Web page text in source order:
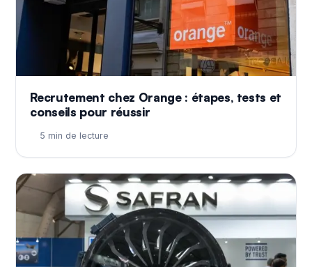
Recrutement chez Orange : étapes, tests et
conseils pour réussir
5 min de lecture